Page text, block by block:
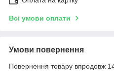
Всі умови оплати
Умови повернення
Повернення товару впродовж